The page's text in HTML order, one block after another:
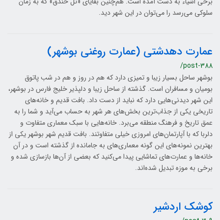
سلوکی می‌رسد را می‌توان در این شهر دید.
عمارت دهدشتی (عمارت روغنی بوشهر)
/post-388
بوشهر ساحل بسیار زیبا و تمیزی دارد که هم در روز و هم در شب پاتوق
بومیان و مسافران است. گذشته از ساحل زیبا و دلپذیر خلیج فارس در بوشهر،
این شهر دیدنی‌هایی دارد که نباید از دست داد. بافت قدیم و خانه‌های
تاریخی یکی از جذاب‌ترین بخش‌های هر شهر به حساب می‌آید و شما را به
عمق تاریخ و فرهنگ منطقه می‌برد. خانه‌هایی با سبک معماری متفاوت و
دلربا که با آپارتمان‌های امروزی خیلی متفاوتند. بافت قدیم شهر بوشهر یکی از
بهترین نمونه‌های این گونه معماری‌های به جامانده از گذشته است و در آن
خانه‌ها و عمارت‌های تماشایی پیدا می‌کنید که بعضی از آن‌ها بازسازی شده و
برخی به موزه تبدیل شده‌اند.
کوشک اردشیر